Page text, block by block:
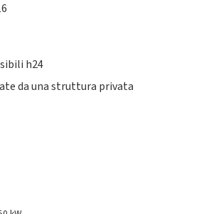
h24
da una struttura privata